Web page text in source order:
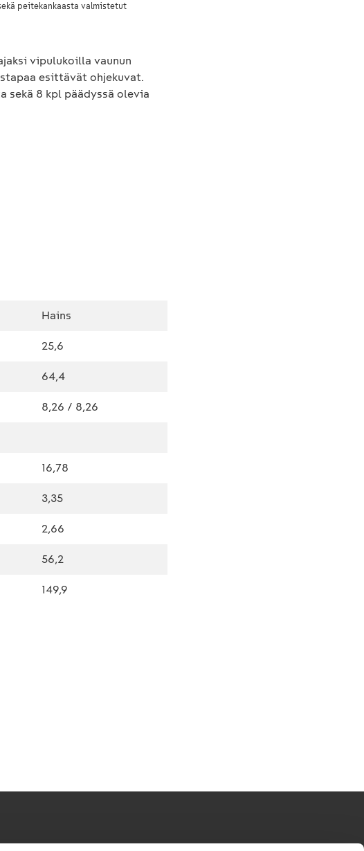
peitekankaasta valmistetut
vipulukoilla vaunun
esittävät ohjekuvat.
sekä 8 kpl päädyssä olevia
Hains
25,6
64,4
8,26 / 8,26
16,78
3,35
2,66
56,2
149,9